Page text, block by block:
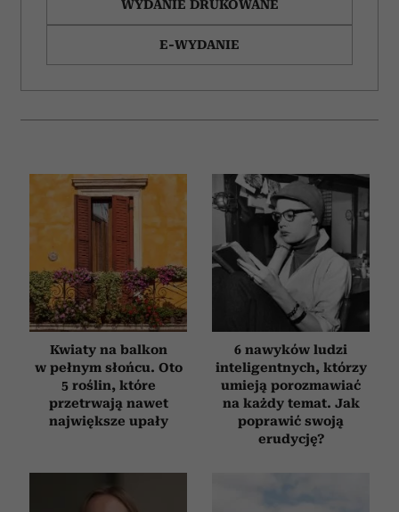
WYDANIE DRUKOWANE
E-WYDANIE
Kwiaty na balkon
w pełnym słońcu. Oto
5 roślin, które
przetrwają nawet
największe upały
6 nawyków ludzi
inteligentnych, którzy
umieją porozmawiać
na każdy temat. Jak
poprawić swoją
erudycję?